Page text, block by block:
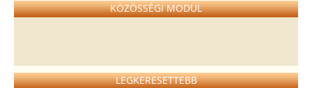
KÖZÖSSÉGI MODUL
LEGKERESETTEBB